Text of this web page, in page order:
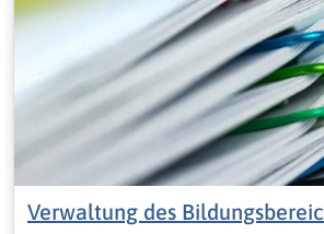
Verwaltung des